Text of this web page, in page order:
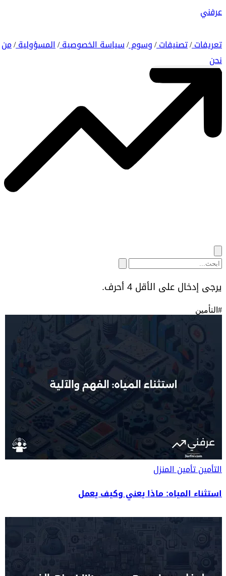
عرفني
تعريفات/ تصنيفات/ وسوم/ سياسة الخصوصية/ المسؤولية/ من
نحن
يرجى إدخال على الأقل 4 أحرف.
# التأمين
التأمينتأمين المنزل
استثناء المياه: ماذا يعني وكيف يعمل